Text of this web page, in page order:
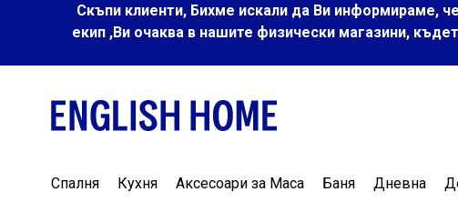
Скъпи клиенти, Бихме искали да Ви информираме,
екип ,Ви очаква в нашите физически магазини,
Спалня Кухня Аксесоари за Маса Баня Дневна